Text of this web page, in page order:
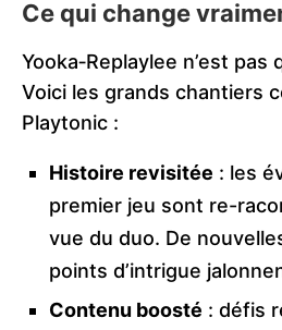
Ce qui change
Yooka‑Replaylee n’est pas
Voici les grands chantiers
Playtonic :
Histoire revisitée : les
premier jeu sont re-
vue du duo. De
points d’intrigue
Contenu boosté : défis